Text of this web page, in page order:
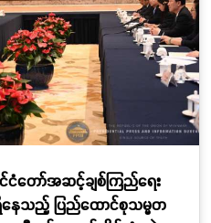
တော်အဆင့်ချစ်ကြည်ရေး
နေသည့် ပြည်ထောင်စုသမ္မတ